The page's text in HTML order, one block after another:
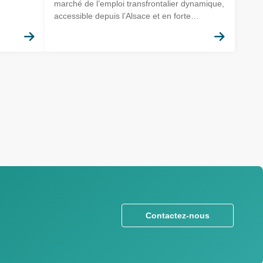
marché de l’emploi transfrontalier dynamique,
accessible depuis l’Alsace et en forte
Contactez-nous